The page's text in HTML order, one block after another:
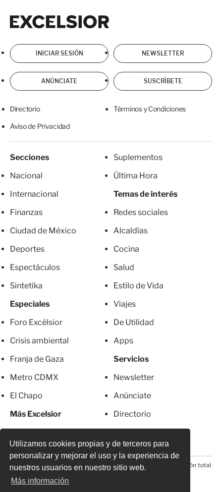
Utilizamos cookies propias y de terceros para
personalizar y mejorar el uso y la experiencia de
nuestros usuarios en nuestro sitio web.
Más información
INICIAR SESIÓN NEWSLETTER
ANÚNCIATE SUSCRÍBETE
Directorio Términos y Condiciones
Aviso de Privacidad
Secciones
Nacional
Internacional
Finanzas
Ciudad de México
Deportes
Espectáculos
Sintetika
Especiales
Foro Excélsior
Crisis ambiental
Franja de Gaza
Metro CDMX
El Chapo
Más Excelsior
Suplementos
Última Hora
Temas de interés
Redes sociales
Alcaldías
Cocina
Salud
Estilo de Vida
Viajes
De Utilidad
Apps
Servicios
Newsletter
Anúnciate
Directorio
© 2026 Todos los derechos reservados. Prohibida la reproducción total
o parcial, incluyendo cualquier medio electrónico*